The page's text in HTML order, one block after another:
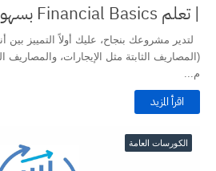
| تعلم Financial Basics بسهولة
لتدير مشروعك بنجاح، عليك أولاً التمييز بين
(المصاريف الثابتة مثل الإيجارات، والمصاريف
م...
اقرأ المزيد
الكورسات العامة